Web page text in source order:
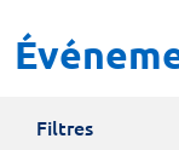
Filtres